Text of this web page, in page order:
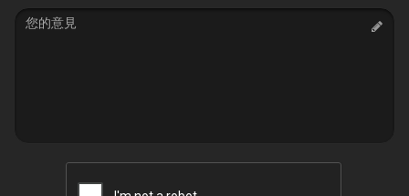
Message